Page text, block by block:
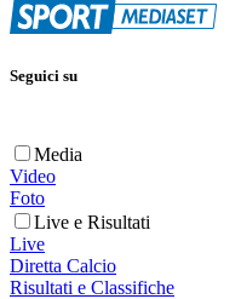
Seguici su
Media
Video
Foto
Live e Risultati
Live
Diretta Calcio
Risultati e Classifiche